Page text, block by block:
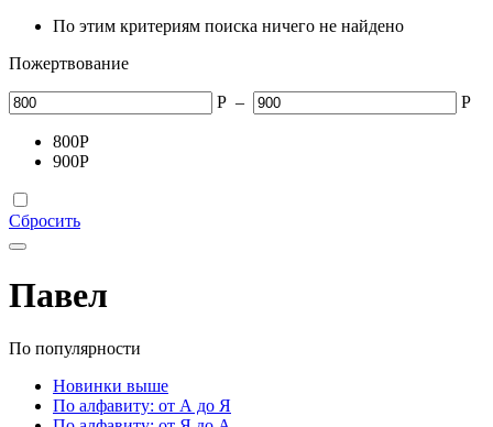
По этим критериям поиска ничего не найдено
Пожертвование
Р – Р
800Р
900Р
Сбросить
Павел
По популярности
Новинки выше
По алфавиту: от А до Я